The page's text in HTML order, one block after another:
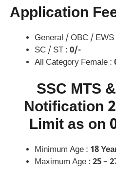
Application
General / OBC / EWS
SC / ST : 0/-
All Category Female :
SSC MTS
Notification
Limit as on
Minimum Age : 18
Maximum Age : 25 –